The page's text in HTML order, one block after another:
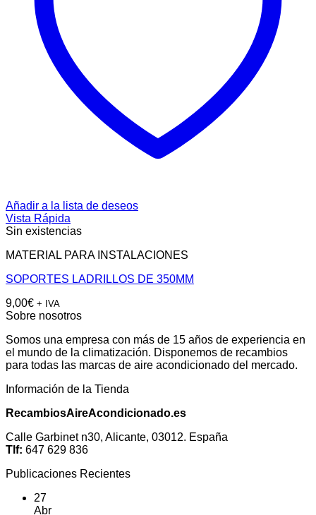
Añadir a la lista de deseos
Vista Rápida
Sin existencias
MATERIAL PARA INSTALACIONES
SOPORTES LADRILLOS DE 350MM
9,00€ + IVA
Sobre nosotros
Somos una empresa con más de 15 años de experiencia en
el mundo de la climatización. Disponemos de recambios
para todas las marcas de aire acondicionado del mercado.
Información de la Tienda
RecambiosAireAcondicionado.es
Calle Garbinet n30, Alicante, 03012. España
Tlf: 647 629 836
Publicaciones Recientes
27
Abr